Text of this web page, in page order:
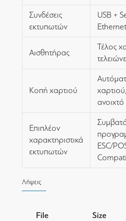
Συνδέσεις
εκτυπωτών
USB +
Αισθητήρας
Τέλος
Κοπή χαρτιού
Επιπλέον
χαρακτηριστικά
εκτυπωτών
ESC/
Λήψεις
File Size